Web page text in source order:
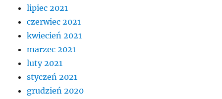
lipiec 2021
czerwiec 2021
kwiecień 2021
marzec 2021
luty 2021
styczeń 2021
grudzień 2020